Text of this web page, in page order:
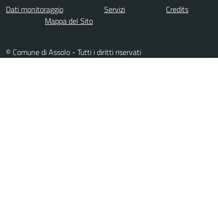
Dati monitoraggio Servizi
Credits
Mappa del Sito
© Comune di Assolo - Tutti i diritti riservati